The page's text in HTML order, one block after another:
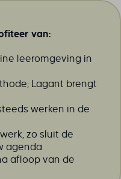
van:
leeromgeving in
Lagant brengt
werken in de
zo sluit de
agenda
afloop van de